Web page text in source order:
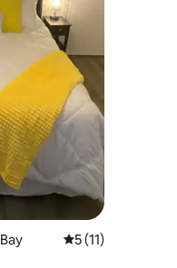
5 de uma
5 (11)